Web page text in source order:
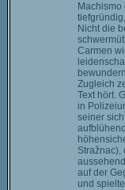
Nicht die
Carmen
Zugleich
Text hört.
in
seiner
Stražnac),
auf der
und